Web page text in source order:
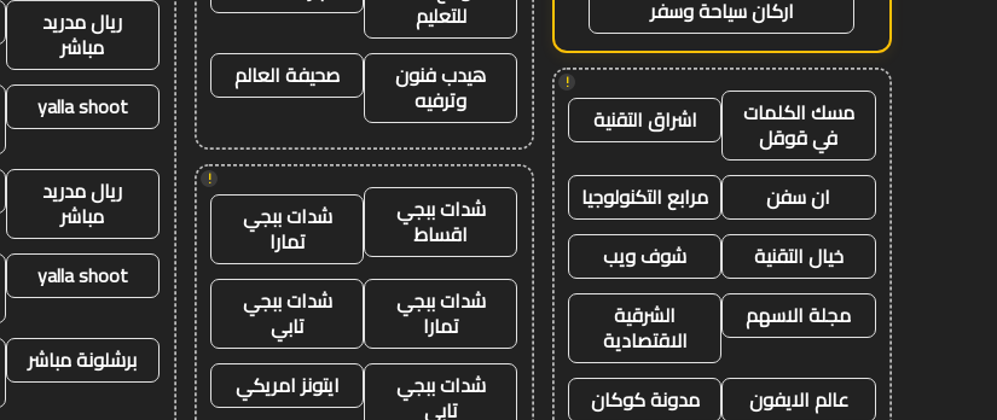
اركان سياحة وسفر
!
مسك الكلمات
في قوقل اشراق التقنية
ان سفن
مرابع التكنولوجيا
خيال التقنية
شوف ويب
مجلة الاسهم
الشرقية
الاقتصادية
عالم الايفون
مدونة كوكان
للتعليم
هيدب فنون
وترفيه
صحيفة العالم
!
شدات ببجي
اقساط شدات ببجي
تمارا
شدات ببجي
تمارا
شدات ببجي
تابي
شدات ببجي
تابي
ايتونز امريكي
ريال مدريد
مباشر
yalla shoot
ريال مدريد
مباشر
yalla shoot
برشلونة مباشر